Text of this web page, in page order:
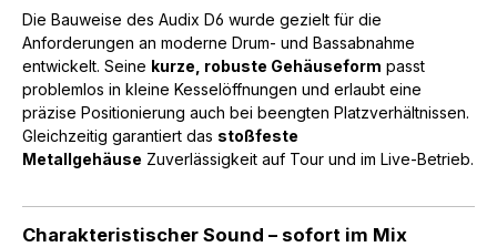
Die Bauweise des Audix D6 wurde gezielt für die
Anforderungen an moderne Drum- und Bassabnahme
entwickelt. Seine kurze, robuste Gehäuseform passt
problemlos in kleine Kesselöffnungen und erlaubt eine
präzise Positionierung auch bei beengten Platzverhältnissen.
Gleichzeitig garantiert das stoßfeste
Metallgehäuse Zuverlässigkeit auf Tour und im Live-Betrieb.
Charakteristischer Sound – sofort im Mix